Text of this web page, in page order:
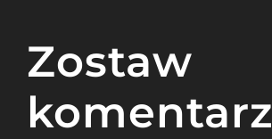
Zostaw
komentarz